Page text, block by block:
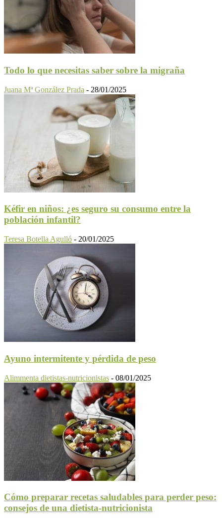
Todo lo que necesitas saber sobre la migraña
Juana Mª González Prada - 28/01/2025
Kéfir en niños: ¿es seguro su consumo entre la
población infantil?
Teresa Botella Agulló - 20/01/2025
Ayuno intermitente y pérdida de peso
Alimmenta dietistas-nutricionistas - 08/01/2025
Cómo preparar recetas saludables para perder peso:
consejos de una dietista-nutricionista